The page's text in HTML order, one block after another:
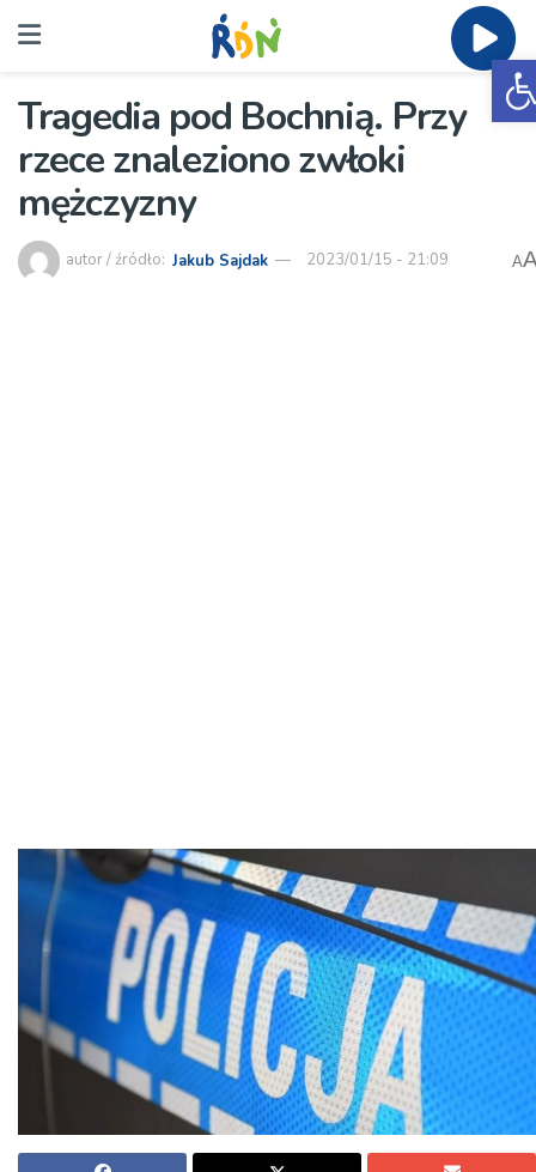
Tragedia pod Bochnią. Przy
rzece znaleziono zwłoki
mężczyzny
autor / źródło: Jakub Sajdak 2023/01/15 - 21:09 A